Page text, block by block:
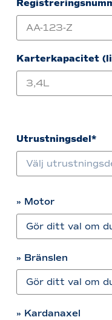
Karterkapacitet
Utrustningsdel*
» Motor
» Bränslen
» Kardanaxel